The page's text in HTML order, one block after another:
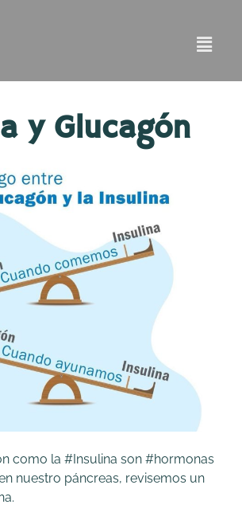
y Glucagón
como la #Insulina son #hormonas
nuestro páncreas, revisemos un